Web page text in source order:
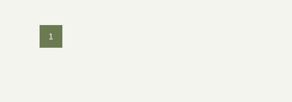
1